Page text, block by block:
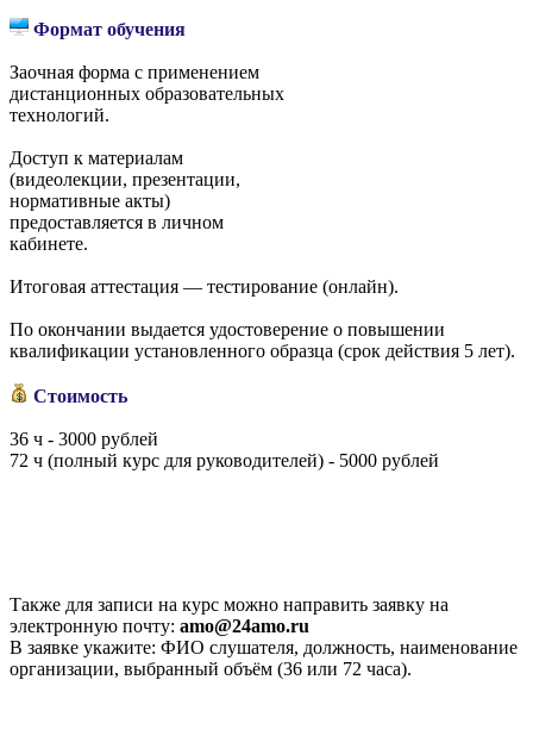
Формат обучения
Заочная форма с применением
дистанционных образовательных
технологий.
Доступ к материалам
(видеолекции, презентации,
нормативные акты)
предоставляется в личном
кабинете.
Итоговая аттестация — тестирование (онлайн).
По окончании выдается удостоверение о повышении
квалификации установленного образца (срок действия 5 лет).
Стоимость
36 ч - 3000 рублей
72 ч (полный курс для руководителей) - 5000 рублей
Также для записи на курс можно направить заявку на
электронную почту: amo@24amo.ru
В заявке укажите: ФИО слушателя, должность, наименование
организации, выбранный объём (36 или 72 часа).